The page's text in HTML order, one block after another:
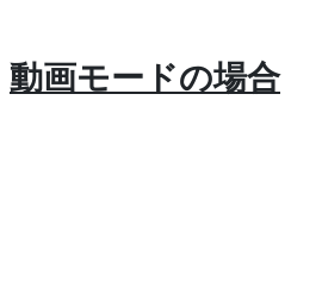
動画モードの場合